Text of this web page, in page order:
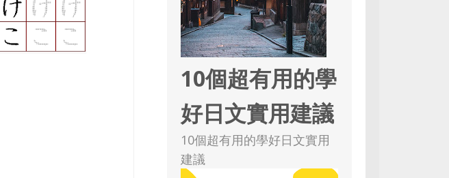
10個超有用的學
好日文實用建議
10個超有用的學好日文實用
建議